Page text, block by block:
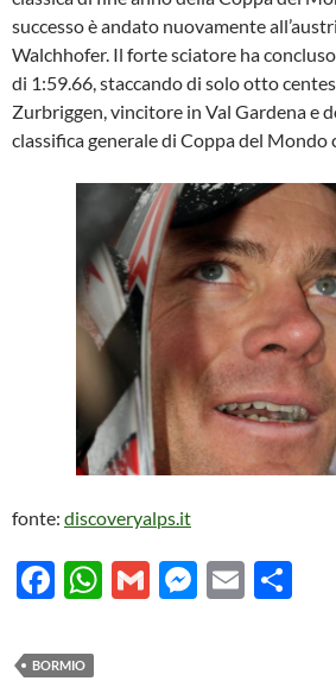
successo è andato nuovamente
Walchhofer. Il forte sciatore ha
di 1:59.66, staccando di solo otto
Zurbriggen, vincitore in Val Gardena e
classifica generale di Coppa del Mondo
fonte: discoveryalps.it
F
e
W G
M E
BORMIO